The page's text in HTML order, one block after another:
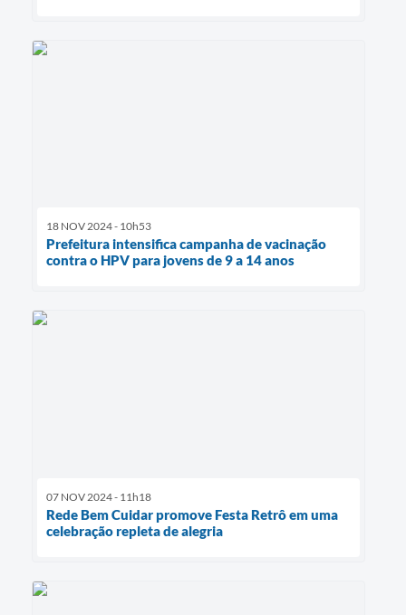
18 NOV 2024 - 10h53
Prefeitura intensifica campanha de vacinação
contra o HPV para jovens de 9 a 14 anos
07 NOV 2024 - 11h18
Rede Bem Cuidar promove Festa Retrô em uma
celebração repleta de alegria